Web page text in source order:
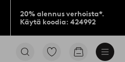
20% alennus verhoista*.
Käytä koodia: 424992
Siirry
Siirry